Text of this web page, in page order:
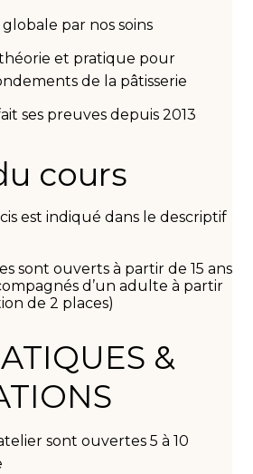
par nos soins
et pratique pour
de la pâtisserie
ses preuves depuis 2013
cours
est indiqué dans le descriptif
sont ouverts à partir de 15 ans
d’un adulte à partir
de 2 places)
&
sont ouvertes 5 à 10